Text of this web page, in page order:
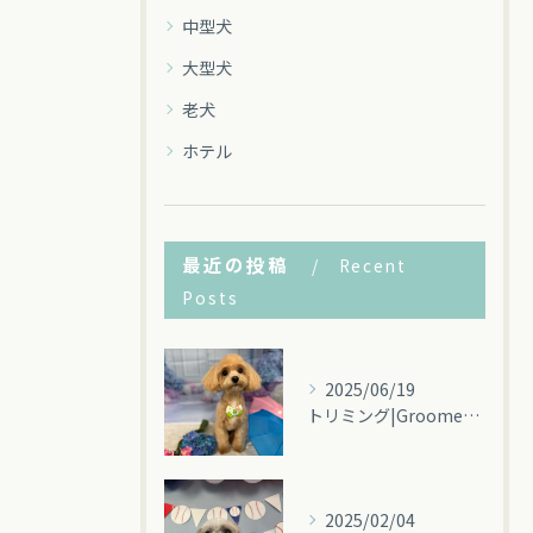
中型犬
大型犬
老犬
ホテル
最近の投稿
Recent
Posts
2025/06/19
トリミング|Groomey(グルーミー)
2025/02/04